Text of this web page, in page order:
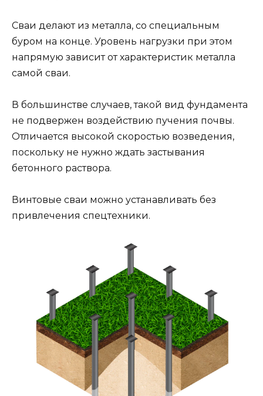
Сваи делают из металла, со специальным
буром на конце. Уровень нагрузки при этом
напрямую зависит от характеристик металла
самой сваи.
В большинстве случаев, такой вид фундамента
не подвержен воздействию пучения почвы.
Отличается высокой скоростью возведения,
поскольку не нужно ждать застывания
бетонного раствора.
Винтовые сваи можно устанавливать без
привлечения спецтехники.